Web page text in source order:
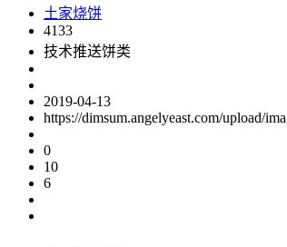
土家烧饼
4133
技术推送饼类
2019-04-13
https://dimsum.angelyeast.com/upload/
0
10
6